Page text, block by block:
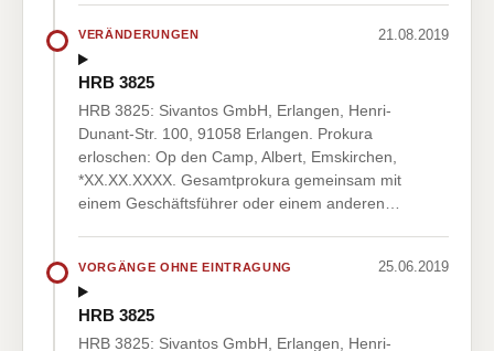
VERÄNDERUNGEN 21.08.2019
HRB 3825
HRB 3825: Sivantos GmbH, Erlangen, Henri-
Dunant-Str. 100, 91058 Erlangen. Prokura
erloschen: Op den Camp, Albert, Emskirchen,
*XX.XX.XXXX. Gesamtprokura gemeinsam mit
einem Geschäftsführer oder einem anderen…
VORGÄNGE OHNE EINTRAGUNG 25.06.2019
HRB 3825
HRB 3825: Sivantos GmbH, Erlangen, Henri-